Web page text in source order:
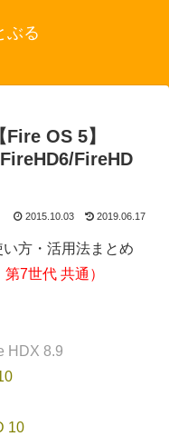
ぶる
OS 5】
FireHD
2015.10.03 2019.06.17
い方・活用法まとめ
7世代 共通）
HDX 8.9
10